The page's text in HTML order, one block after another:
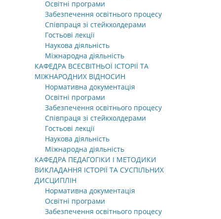
Освітні програми
Забезпечення освітнього процесу
Співпраця зі стейкхолдерами
Гостьові лекції
Наукова діяльність
Міжнародна діяльність
КАФЕДРА ВСЕСВІТНЬОЇ ІСТОРІЇ ТА
МІЖНАРОДНИХ ВІДНОСИН
Нормативна документація
Освітні програми
Забезпечення освітнього процесу
Співпраця зі стейкхолдерами
Гостьові лекції
Наукова діяльність
Міжнародна діяльність
КАФЕДРА ПЕДАГОГІКИ І МЕТОДИКИ
ВИКЛАДАННЯ ІСТОРІЇ ТА СУСПІЛЬНИХ
ДИСЦИПЛІН
Нормативна документація
Освітні програми
Забезпечення освітнього процесу